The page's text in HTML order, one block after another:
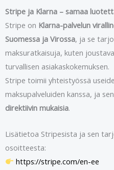
Stripe ja Klarna – samaa
Stripe on Klarna-palvelun
Suomessa ja Virossa, ja se
maksuratkaisuja, kuten
turvallisen asiakaskokemuksen.
Stripe toimii yhteistyössä
maksupalveluiden kanssa, ja
direktiivin mukaisia.
Lisätietoa Stripesista ja sen
osoitteesta:
https://stripe.com/en-ee